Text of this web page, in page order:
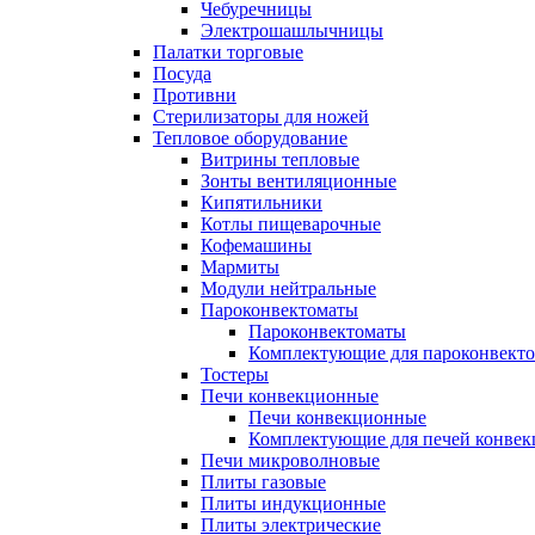
Чебуречницы
Электрошашлычницы
Палатки торговые
Посуда
Противни
Стерилизаторы для ножей
Тепловое оборудование
Витрины тепловые
Зонты вентиляционные
Кипятильники
Котлы пищеварочные
Кофемашины
Мармиты
Модули нейтральные
Пароконвектоматы
Пароконвектоматы
Комплектующие для
Тостеры
Печи конвекционные
Печи конвекционные
Комплектующие для печей
Печи микроволновые
Плиты газовые
Плиты индукционные
Плиты электрические